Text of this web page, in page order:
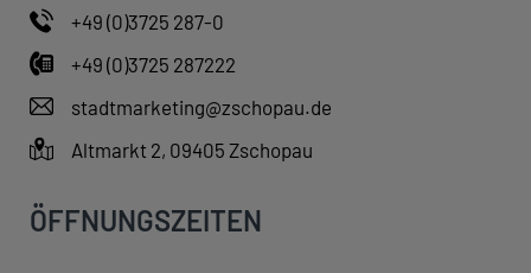
+49 (0)3725 287-0
+49 (0)3725 287222
stadtmarketing@zschopau.de
Altmarkt 2, 09405 Zschopau
ÖFFNUNGSZEITEN